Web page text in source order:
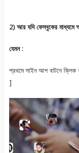
2) আর যদি ফেসবুকের মাধ্যমে
যেমন :
প্রথমে সাইন আপ বাটনে
]